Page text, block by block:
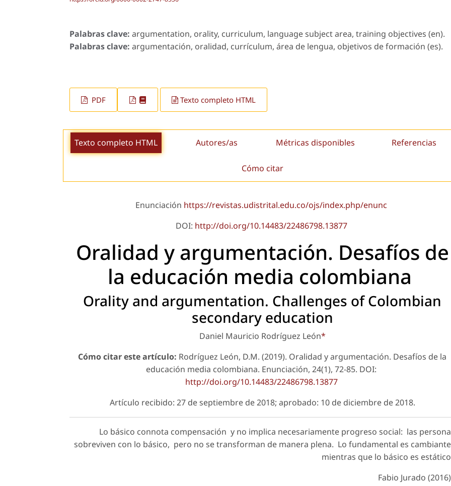
Palabras clave: argumentation, orality, curriculum, language subject area, training objectives (en).
Palabras clave: argumentación, oralidad, currículum, área de lengua, objetivos de formación (es).
PDF Texto completo HTML
Texto completo HTML Autores/as Métricas disponibles Referencias
Cómo citar
Enunciación https://revistas.udistrital.edu.co/ojs/index.php/enunc
DOI: http://doi.org/10.14483/22486798.13877
Oralidad y argumentación. Desafíos de
la educación media colombiana
Orality and argumentation. Challenges of Colombian
secondary education
Daniel Mauricio Rodríguez León*
Cómo citar este artículo: Rodríguez León, D.M. (2019). Oralidad y argumentación. Desafíos de la
educación media colombiana. Enunciación, 24(1), 72-85. DOI:
http://doi.org/10.14483/22486798.13877
Artículo recibido: 27 de septiembre de 2018; aprobado: 10 de diciembre de 2018.
Lo básico connota compensación y no implica necesariamente progreso social: las
sobreviven con lo básico, pero no se transforman de manera plena. Lo fundamental es
mientras que lo básico es
Fabio Jurado